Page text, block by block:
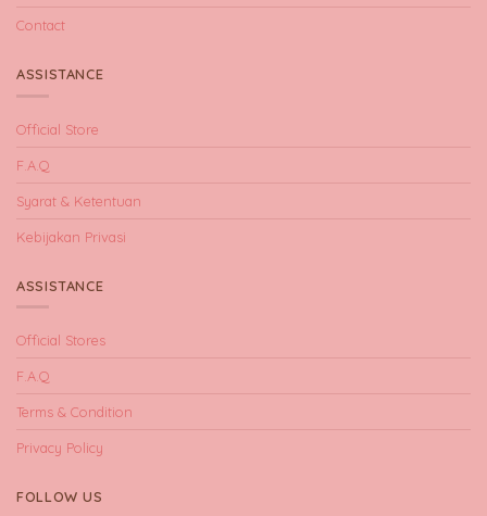
Contact
ASSISTANCE
Official Store
F.A.Q
Syarat & Ketentuan
Kebijakan Privasi
ASSISTANCE
Official Stores
F.A.Q
Terms & Condition
Privacy Policy
FOLLOW US